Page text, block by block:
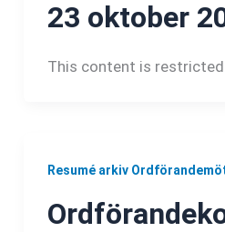
23 oktober
This content is restricted.
Resumé arkiv